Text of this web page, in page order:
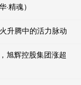
精魂）
升腾中的活力脉动
旭辉控股集团涨超